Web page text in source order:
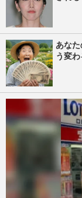
あな
う変わ